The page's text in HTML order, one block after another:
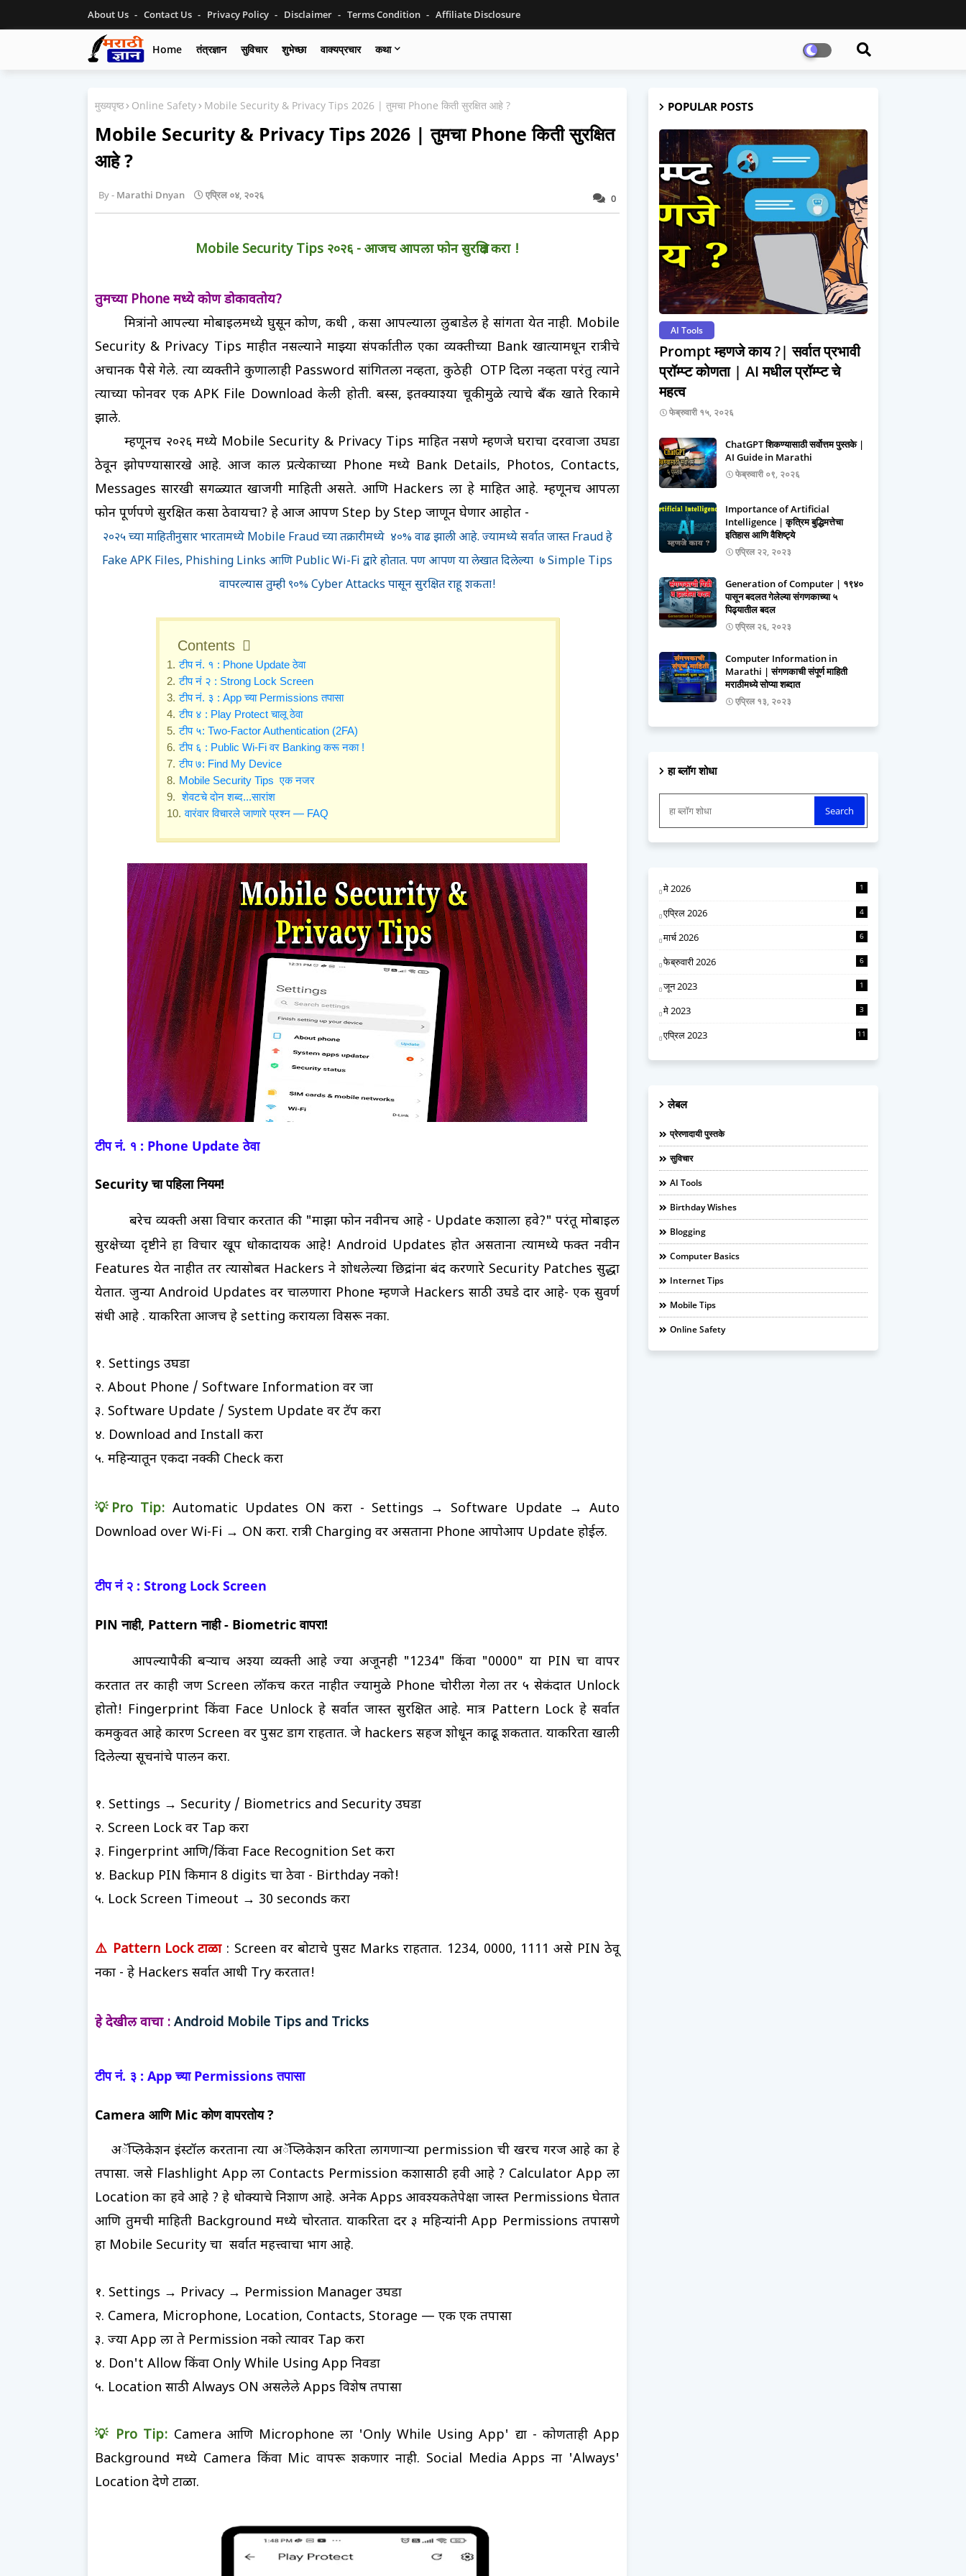
About Us Contact Us Privacy Policy Disclaimer Terms Condition Affiliate Disclosure
Home तंत्रज्ञान सुविचार शुभेच्छा वाक्यप्रचार कथा
मुख्यपृष्ठ Online Safety Mobile Security & Privacy Tips 2026 | तुमचा Phone किती सुरक्षित आहे ?
Mobile Security & Privacy Tips 2026 | तुमचा Phone किती सुरक्षित
आहे ?
0
Marathi Dnyan एप्रिल ०४, २०२६
Mobile Security Tips २०२६ - आजच आपला फोन सुरक्षित करा !
तुमच्या Phone मध्ये कोण डोकावतोय?
मित्रांनो आपल्या मोबाइलमध्ये घुसून कोण, कधी , कसा आपल्याला लुबाडेल हे सांगता येत नाही. Mobile
Security & Privacy Tips माहीत नसल्याने माझ्या संपर्कातील एका व्यक्तीच्या Bank खात्यामधून रात्रीचे
अचानक पैसे गेले. त्या व्यक्तीने कुणालाही Password सांगितला नव्हता, कुठेही OTP दिला नव्हता परंतु त्याने
त्याच्या फोनवर एक APK File Download केली होती. बस्स, इतक्याश्या चूकीमुळे त्याचे बँक खाते रिकामे
झाले.
म्हणूनच २०२६ मध्ये Mobile Security & Privacy Tips माहित नसणे म्हणजे घराचा दरवाजा उघडा
ठेवून झोपण्यासारखे आहे. आज काल प्रत्येकाच्या Phone मध्ये Bank Details, Photos, Contacts,
Messages सारखी सगळ्यात खाजगी माहिती असते. आणि Hackers ला हे माहित आहे. म्हणूनच आपला
फोन पूर्णपणे सुरक्षित कसा ठेवायचा? हे आज आपण Step by Step जाणून घेणार आहोत -
२०२५ च्या माहितीनुसार भारतामध्ये Mobile Fraud च्या तक्रारीमध्ये ४०% वाढ झाली आहे. ज्यामध्ये सर्वात जास्त Fraud हे
Fake APK Files, Phishing Links आणि Public Wi-Fi द्वारे होतात. पण आपण या लेखात दिलेल्या ७ Simple Tips
वापरल्यास तुम्ही ९०% Cyber Attacks पासून सुरक्षित राहू शकता!
Contents
टीप नं. १ : Phone Update ठेवा
टीप नं २ : Strong Lock Screen
टीप नं. ३ : App च्या Permissions तपासा
टीप ४ : Play Protect चालू ठेवा
टीप ५: Two-Factor Authentication (2FA)
टीप ६ : Public Wi-Fi वर Banking करू नका !
टीप ७: Find My Device
Mobile Security Tips एक नजर
शेवटचे दोन शब्द...सारांश
वारंवार विचारले जाणारे प्रश्न — FAQ
टीप नं. १ : Phone Update ठेवा
Security चा पहिला नियम!
बरेच व्यक्ती असा विचार करतात की "माझा फोन नवीनच आहे - Update कशाला हवे?" परंतू मोबाइल
सुरक्षेच्या दृष्टीनेहा विचार खूप धोकादायक आहे! Android Updates होत असताना त्यामध्ये फक्त नवीन
Features येत नाहीत तर त्यासोबत Hackers ने शोधलेल्या छिद्रांना बंद करणारे Security Patches सुद्धा
येतात. जुन्या Android Updates वर चालणारा Phone म्हणजे Hackers साठी उघडे दार आहे- एक सुवर्ण
संधी आहे . याकरिता आजच हे setting करायला विसरू नका.
१. Settings उघडा
२. About Phone / Software Information वर जा
३. Software Update / System Update वर टॅप करा
४. Download and Install करा
५. महिन्यातून एकदा नक्की Check करा
💡Pro Tip: Automatic Updates ON करा - Settings → Software Update → Auto
Download over Wi-Fi → ON करा. रात्री Charging वर असताना Phone आपोआप Update होईल.
टीप नं २ : Strong Lock Screen
PIN नाही, Pattern नाही - Biometric वापरा!
आपल्यापैकी बर्‍याच अश्या व्यक्ती आहे ज्या अजूनही "1234" किंवा "0000" या PIN चा वापर
करतात तर काही जण Screen लॉकच करत नाहीत ज्यामुळे Phone चोरीला गेला तर ५ सेकंदात Unlock
होतो! Fingerprint किंवा Face Unlock हे सर्वात जास्त सुरक्षित आहे. मात्र Pattern Lock हे सर्वात
कमकुवत आहे कारण Screen वर पुसट डाग राहतात. जे hackers सहज शोधून काढू शकतात. याकरिता खाली
दिलेल्या सूचनांचे पालन करा.
१. Settings → Security / Biometrics and Security उघडा
२. Screen Lock वर Tap करा
३. Fingerprint आणि/किंवा Face Recognition Set करा
४. Backup PIN किमान 8 digits चा ठेवा - Birthday नको!
५. Lock Screen Timeout → 30 seconds करा
⚠️ Pattern Lock टाळा : Screen वर बोटाचे पुसट Marks राहतात. 1234, 0000, 1111 असे PIN ठेवू
नका - हे Hackers सर्वात आधी Try करतात!
हे देखील वाचा : Android Mobile Tips and Tricks
टीप नं. ३ : App च्या Permissions तपासा
Camera आणि Mic कोण वापरतोय ?
अॅप्लिकेशन इंस्टॉल करताना त्या अॅप्लिकेशन करिता लागणार्‍या permission ची खरच गरज आहे का हे
तपासा. जसे Flashlight App ला Contacts Permission कशासाठी हवी आहे ? Calculator App ला
Location का हवे आहे ? हे धोक्याचे निशाण आहे. अनेक Apps आवश्यकतेपेक्षा जास्त Permissions घेतात
आणि तुमची माहिती Background मध्ये चोरतात. याकरिता दर ३ महिन्यांनी App Permissions तपासणे
हा Mobile Security चा सर्वात महत्त्वाचा भाग आहे.
१. Settings → Privacy → Permission Manager उघडा
२. Camera, Microphone, Location, Contacts, Storage — एक एक तपासा
३. ज्या App ला ते Permission नको त्यावर Tap करा
४. Don't Allow किंवा Only While Using App निवडा
५. Location साठी Always ON असलेले Apps विशेष तपासा
💡 Pro Tip: Camera आणि Microphone ला 'Only While Using App' द्या - कोणताही App
Background मध्ये Camera किंवा Mic वापरू शकणार नाही. Social Media Apps ना 'Always'
Location देणे टाळा.
POPULAR POSTS
AI Tools
Prompt म्हणजे काय ?| सर्वात प्रभावी
प्रॉम्प्ट कोणता | AI मधील प्रॉम्प्ट चे
महत्व
फेब्रुवारी १५, २०२६
ChatGPT शिकण्यासाठी सर्वोत्तम पुस्तके |
AI Guide in Marathi
फेब्रुवारी ०९, २०२६
Importance of Artificial
Intelligence | कृत्रिम बुद्धिमत्तेचा
इतिहास आणि वैशिष्ट्ये
एप्रिल २२, २०२३
Generation of Computer | १९४०
पासून बदलत गेलेल्या संगणकाच्या ५
पिढ्यातील बदल
एप्रिल २६, २०२३
Computer Information in
Marathi | संगणकाची संपूर्ण माहिती
मराठीमध्ये सोप्या शब्दात
एप्रिल १३, २०२३
हा ब्लॉग शोधा
मे 2026 1
एप्रिल 2026 4
मार्च 2026 6
फेब्रुवारी 2026 6
जून 2023 1
मे 2023 3
एप्रिल 2023 11
लेबल
प्रेरणादायी पुस्तके
सुविचार
AI Tools
Birthday Wishes
Blogging
Computer Basics
Internet Tips
Mobile Tips
Online Safety